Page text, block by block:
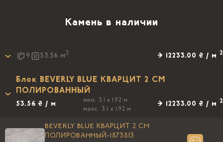
Камень в наличии
9 53.56 м 2 → 12233.00 ₴ / м 2
Блок BEVERLY BLUE КВАРЦИТ 2 CM
ПОЛИРОВАННЫЙ
53.56 ₴ / м
мин. 3.1 x 1.92 м
макс. 3.1 x 1.92 м
→ 12233.00 ₴ / м 2
BEVERLY BLUE КВАРЦИТ 2 CM
ПОЛИРОВАННЫЙ-1873813